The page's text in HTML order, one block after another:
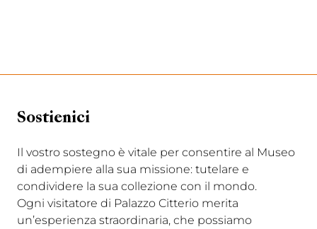
Sostienici
Il vostro sostegno è vitale per consentire al Museo
di adempiere alla sua missione: tutelare e
condividere la sua collezione con il mondo.
Ogni visitatore di Palazzo Citterio merita
un’esperienza straordinaria, che possiamo